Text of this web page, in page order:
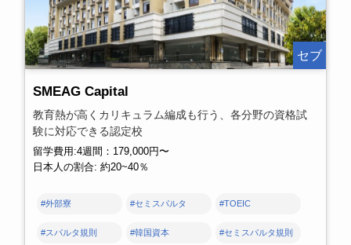
セブ
SMEAG Capital
教育熱が高くカリキュラム編成も行う、各分野の資格試
験に対応できる認定校
留学費用:4週間：179,000円〜
日本人の割合: 約20~40％
#外部寮 #セミスパルタ #TOEIC
#スパルタ規則 #韓国資本 #セミスパルタ規則